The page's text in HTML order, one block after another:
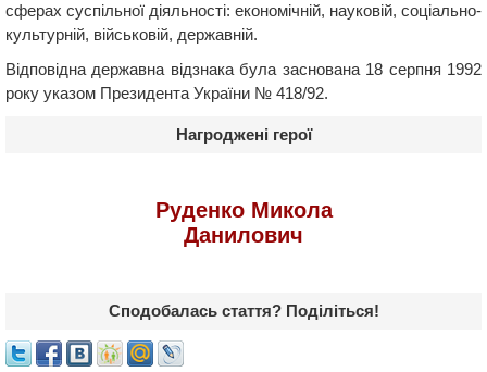
сферах суспільної діяльності: економічній, науковій, соціально-
культурній, військовій, державній.
Відповідна державна відзнака була заснована 18 серпня 1992
року указом Президента України № 418/92.
Нагроджені герої
Руденко Микола
Данилович
Сподобалась стаття? Поділіться!